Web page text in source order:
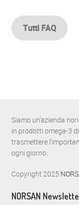
Tutti FAQ
Siamo un’azienda
in prodotti omega-3
trasmettere
ogni giorno.
Copyright 2025
NORSAN